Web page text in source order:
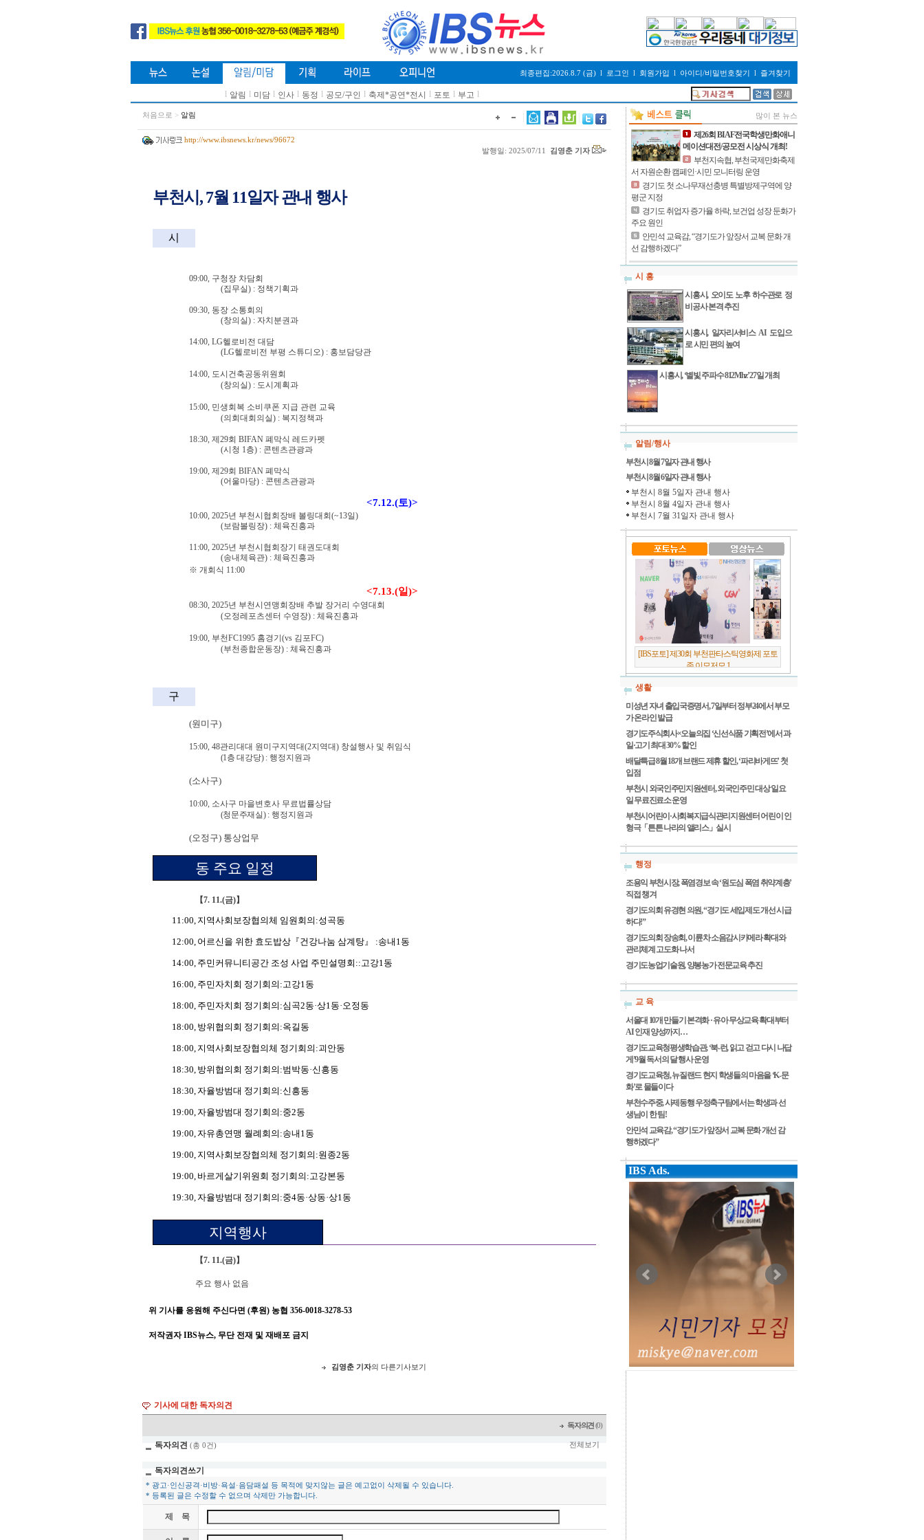
최종편집:2026.8.7 (금) l 로그인 l 회원가입 l 아이디/비밀번호찾기 l 즐겨찾기
l 알림 l 미담 l 인사 l 동정 l 공모/구인 l 축제*공연*전시 l 포토 l 부고 l
처음으로 > 알림
http://www.ibsnews.kr/news/96672
발행일: 2025/07/11
김영춘 기자
부천시, 7월 11일자 관내 행사
시
09:00, 구청장 차담회
(집무실) : 정책기획과
09:30, 동장 소통회의
(창의실) : 자치분권과
14:00, LG헬로비전 대담
(LG헬로비전 부평 스튜디오) : 홍보담당관
14:00, 도시건축공동위원회
(창의실) : 도시계획과
15:00, 민생회복 소비쿠폰 지급 관련 교육
(의회대회의실) : 복지정책과
18:30, 제 29회 BIFAN 폐막식 레드카펫
(시청 1층) : 콘텐츠관광과
19:00, 제 29회 BIFAN 폐막식
(어울마당) : 콘텐츠관광과
<7.12.(토)>
10:00, 2025년 부천시협회장배 볼링대회 (~13일)
(보람볼링장) : 체육진흥과
11:00, 2025년 부천시협회장기 태권도대회
(송내체육관) : 체육진흥과
※ 개회식 11:00
<7.13.(일)>
08:30, 2025년 부천시연맹회장배 추발 장거리 수영대회
(오정레포츠센터 수영장) : 체육진흥과
19:00, 부천FC1995 홈경기(vs 김포FC)
(부천종합운동장) : 체육진흥과
구
(원미구)
15:00, 48관리대대 원미구지역대(2지역대) 창설행사 및 취임식
(1 층 대강당) :행정지원과
(소사구)
10:00, 소사구 마을변호사 무료법률상담
(청문주재실) :행정지원과
(오정구) 통상업무
동 주요 일정
【7. 11.(금)】
11:00, 지역사회보장협의체 임원회의 :성곡동
12:00, 어르신을 위한 효도밥상 『건강나눔 삼계탕 』 :송내 1 동
14:00, 주민커뮤니티공간 조성 사업 주민설명회 :: 고강1 동
16:00, 주민자치회 정기회의 : 고강1 동
18:00, 주민자치회 정기회의 :심곡2동·상1 동· 오정동
18:00, 방위협의회 정기회의 :옥길동
18:00, 지역사회보장협의체 정기회의 :괴안동
18:30, 방위협의회 정기회의 :범박동·신흥동
18:30, 자율방범대 정기회의 :신흥동
19:00, 자율방범대 정기회의 :중2동
19:00, 자유총연맹 월례회의 :송내 1 동
19:00, 지역사회보장협의체 정기회의 :원종2동
19:00, 바르게살기위원회 정기회의 : 고강본동
19:30, 자율방범대 정기회의 :중4동·상동·상1 동
지역행사
【7. 11.(금)】
주요 행사 없음
위 기사를 응원해 주신다면 (후원) 농협 356-0018-3278-53
저작권자 IBS뉴스, 무단 전재 및 재배포 금지
김영춘 기자의 다른기사보기
기사에 대한 독자의견
독자의견(0)
독자의견 (총 0건) 전체보기
독자의견쓰기
* 광고·인신공격·비방·욕설·음담패설 등 목적에 맞지않는 글은 예고없이 삭제될 수 있습니다.
* 등록된 글은 수정할 수 없으며 삭제만 가능합니다.
제 목
많이 본 뉴스
제26회 BIAF전국학생만화애니
메이션대전/공모전 시상식 개최!
부천지속협, 부천국제만화축제
서 자원순환 캠페인·시민 모니터링 운영
경기도 첫 소나무재선충병 특별방제구역에 양
평군 지정
경기도 취업자 증가율 하락, 보건업 성장 둔화가
주요 원인
안민석 교육감, “경기도가 앞장서 교복 문화 개
선 감행하겠다”
시 흥
시흥시, 오이도 노후 하수관로 정
비공사 본격 추진
시흥시, 일자리서비스 AI 도입으
로 시민 편의 높여
시흥시, ‘별빛 주파수 812Mhz’ 27일 개최
알림/행사
부천시 8월 7일자 관내 행사
부천시 8월 6일자 관내 행사
부천시 8월 5일자 관내 행사
부천시 8월 4일자 관내 행사
부천시 7월 31일자 관내 행사
[IBS포토] 제30회 부천판타스틱영화제 포토
존 이모저모 1
생활
미성년 자녀 출입국증명서, 7일부터 정부24에서 부모
가 온라인 발급
경기도주식회사×오늘의집 ‘신선식품 기획전’에서 과
일·고기 최대 30% 할인
배달특급 8월 18개 브랜드 제휴 할인, ‘파리바게뜨’ 첫
입점
부천시 외국인주민지원센터, 외국인주민 대상 일요
일 무료진료소 운영
부천시어린이·사회복지급식관리지원센터 어린이 인
형극「튼튼 나라의 앨리스」실시
행정
조용익 부천시장, 폭염경보 속 ‘원도심 폭염 취약계층’
직접 챙겨
경기도의회 유경현 의원, “경기도 세입제도 개선 시급
하다!”
경기도의회 장송회, 이륜차 소음감시카메라 확대와
관리체계 고도화 나서
경기도농업기술원, 양봉농가 전문교육 추진
교 육
서울대 10개 만들기 본격화 · 유아 무상교육 확대부터
AI 인재 양성까지…
경기도교육청평생학습관, ‘북-런, 읽고 걷고 다시 나답
게’9월 독서의 달 행사 운영
경기도교육청, 뉴질랜드 현지 학생들의 마음을 ‘K-문
화’로 물들이다
부천수주중, 사제동행 우정축구팀에서는 학생과 선
생님이 한 팀!
안민석 교육감, “경기도가 앞장서 교복 문화 개선 감
행하겠다”